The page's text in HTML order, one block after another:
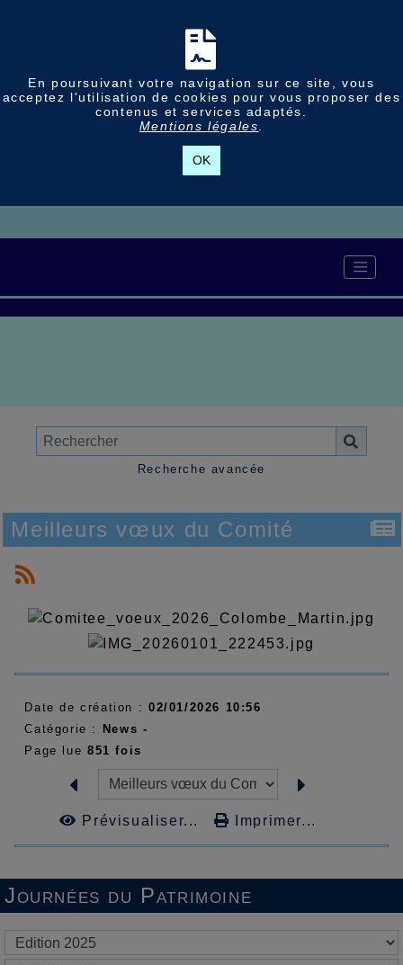
En poursuivant votre navigation sur ce site, vous
acceptez l'utilisation de cookies pour vous proposer des
contenus et services adaptés.
Mentions légales
OK
Journées du Patrimoine
Recherche avancée
Meilleurs vœux du Comité
Date de création : 02/01/2026 10:56
Catégorie :
News -
Page lue 851 fois
Prévisualiser... Imprimer...